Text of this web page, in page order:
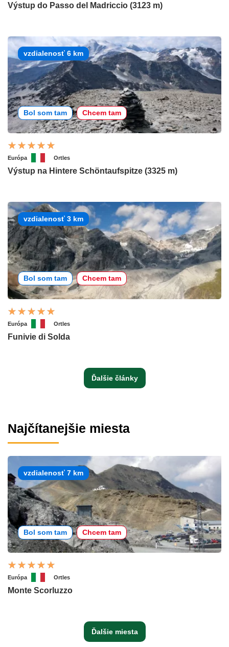
Výstup do Passo del Madriccio (3123 m)
vzdialenosť 6 km
Bol som tam Chcem tam
Európa Ortles
Výstup na Hintere Schöntaufspitze (3325 m)
vzdialenosť 3 km
Bol som tam Chcem tam
Európa Ortles
Funivie di Solda
Ďalšie články
Najčítanejšie miesta
vzdialenosť 7 km
Bol som tam Chcem tam
Európa Ortles
Monte Scorluzzo
Ďalšie miesta